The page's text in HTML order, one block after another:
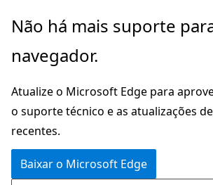
Pular
o
principal
Não há mais suporte
navegador.
Atualize o Microsoft Edge para
o suporte técnico e as atualizações
recentes.
Baixar o Microsoft Edge